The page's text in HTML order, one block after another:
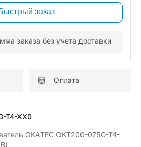
Быстрый заказ
заказа без учета доставки
Оплата
T4-XX0
OKATEC OKT200-075G-T4-